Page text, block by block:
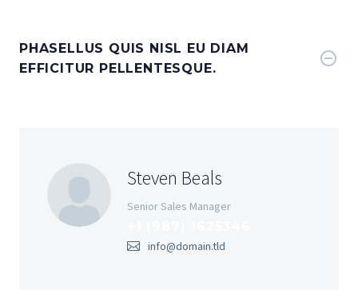
PHASELLUS QUIS NISL EU DIAM
EFFICITUR PELLENTESQUE.
Steven Beals
Senior Sales Manager
info@domain.tld